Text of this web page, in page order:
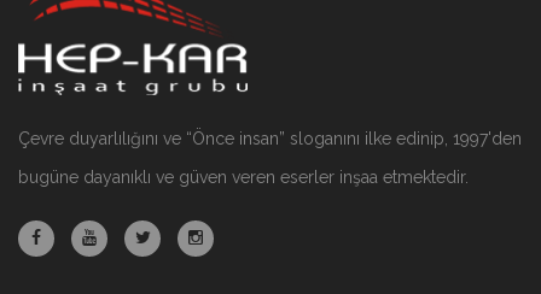
Çevre duyarlılığını ve “Önce insan” sloganını ilke edinip, 1997'den
bugüne dayanıklı ve güven veren eserler inşaa etmektedir.